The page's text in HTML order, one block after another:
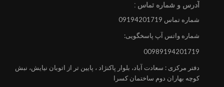
آدرس و شماره تماس :
شماره تماس 09194201719
شماره واتس آپ پاسخگویی:
00989194201719
دفتر مرکزی : سعادت آباد، بلوار پاکنژاد ، پایین تر از اتوبان نیایش، نبش
کوچه بهاران دوم ساختمان کسرا